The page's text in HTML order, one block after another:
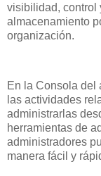
visibilidad, control
almacenamiento
organización.
En la Consola del
las actividades
administrarlas
herramientas de
administradores
manera fácil y